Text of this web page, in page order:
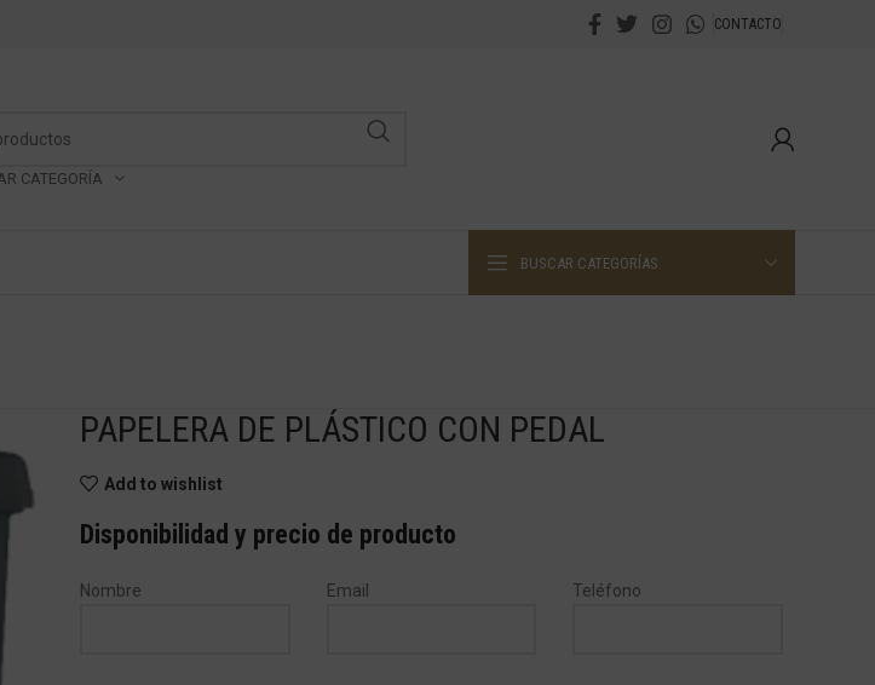
CONTACTO
CATEGORÍA
BUSCAR CATEGORÍAS
PAPELERA DE PLÁSTICO CON PEDAL
Add to wishlist
Disponibilidad y precio de producto
Nombre Email Teléfono